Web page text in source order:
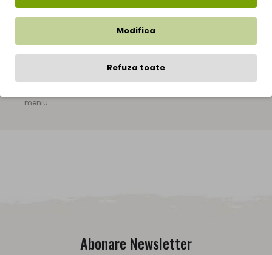
Pentru a comanda online, trebuie doar sa urmati cativa
pasi simpli dupa apasarea butonului "Finalizare comanda",
inregistrarea unui cont nefiind obligatorie. Comenzile se pot
face si telefonic, la numarul de telefon afisat sub bara de
meniu.
Abonare Newsletter
Modifica
Refuza toate